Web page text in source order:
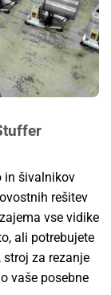
in šivalnikov
rešitev
vse vidike
ali potrebujete
za rezanje
vaše posebne